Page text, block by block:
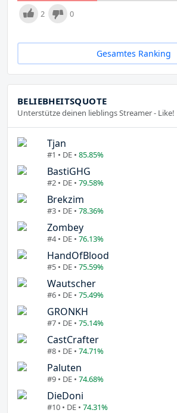
2 0
Gesamtes Ranking
BELIEBHEITSQUOTE
Unterstütze deinen lieblings Streamer - Like!
Tjan
#1 • DE • 85.85%
BastiGHG
#2 • DE • 79.58%
Brekzim
#3 • DE • 78.36%
Zombey
#4 • DE • 76.13%
HandOfBlood
#5 • DE • 75.59%
Wautscher
#6 • DE • 75.49%
GRONKH
#7 • DE • 75.14%
CastCrafter
#8 • DE • 74.71%
Paluten
#9 • DE • 74.68%
DieDoni
#10 • DE • 74.31%